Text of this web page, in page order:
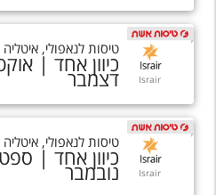
תקנון
נגישות
עקבו אחרינו
Israir
טיסות לנאפולי, איטליה
כיוון אחד |
דצמבר
Israir
טיסות לנאפולי, איטליה
כיוון אחד |
נובמבר